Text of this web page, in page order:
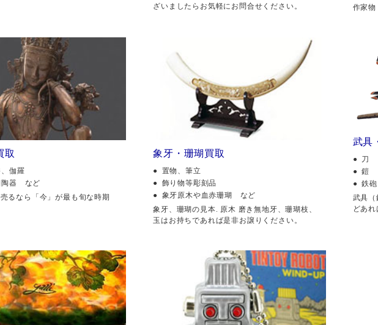
ざいましたらお気軽にお問合せください。
作家物
取
伽羅
陶器 など
るなら「今」が最も旬な時期
象牙・珊瑚買取
置物、筆立
飾り物等彫刻品
象牙原木や血赤珊瑚 など
象牙、珊瑚の見本. 原木 磨き無地牙、珊瑚枝、
玉はお持ちであれば是非お譲りください。
武具
刀
鎧
鉄
武具（
どあれ